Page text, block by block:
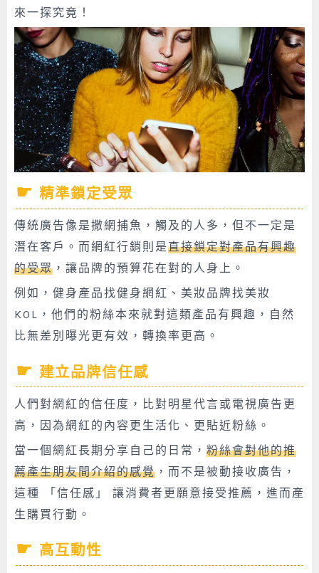
來一探究竟！
精準鎖定受眾
傳統廣告像是撒網捕魚，觸及的人多，但不一定是
潛在客戶。而網紅行銷則是直接鎖定對產品有興趣
的受眾 ，讓品牌的預算花在對的人身上。
例如，健身產品找健身網紅、美妝品牌找美妝
KOL，他們的粉絲本來就對這類產品有興趣，自然
比無差別曝光更有效，轉換率更高。
建立品牌信任感
人們對網紅的信任度，比對明星代言或電視廣告更
高，因為網紅的內容更生活化、更貼近粉絲。
當一個網紅長期分享自己的日常， 粉絲會對他的推
薦產生朋友間介紹的感覺 ，而不是被動接收廣告，
這種 「信任感」 讓消費者更願意接受推薦，進而產
生購買行動。
高互動性